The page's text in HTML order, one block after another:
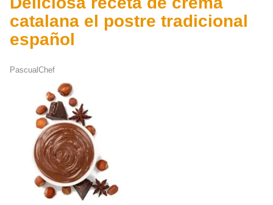
catalana el postre tradicional
español
PascualChef